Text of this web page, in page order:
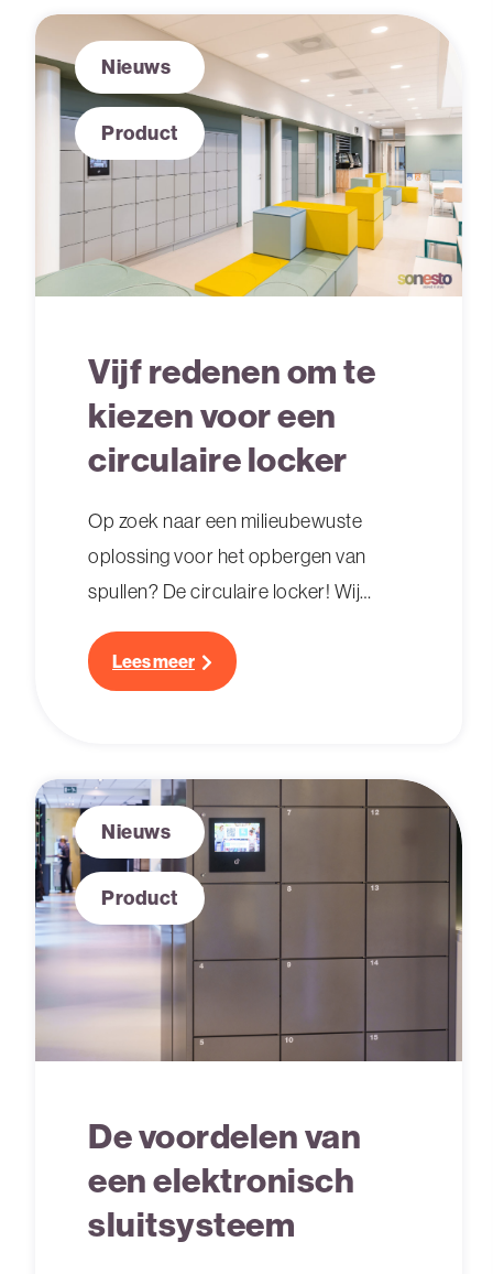
Nieuws
Product
Vijf redenen om te
kiezen voor een
circulaire locker
Op zoek naar een milieubewuste
oplossing voor het opbergen van
spullen? De circulaire locker! Wij
vertellen je meer over de voordelen
Lees meer
Nieuws
Product
De voordelen van
een elektronisch
sluitsysteem